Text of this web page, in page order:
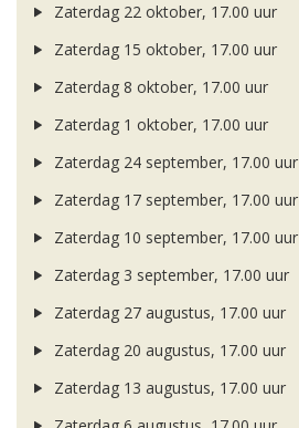
Zaterdag 22 oktober, 17.00 uur
Zaterdag 15 oktober, 17.00 uur
Zaterdag 8 oktober, 17.00 uur
Zaterdag 1 oktober, 17.00 uur
Zaterdag 24 september, 17.00 uur
Zaterdag 17 september, 17.00 uur
Zaterdag 10 september, 17.00 uur
Zaterdag 3 september, 17.00 uur
Zaterdag 27 augustus, 17.00 uur
Zaterdag 20 augustus, 17.00 uur
Zaterdag 13 augustus, 17.00 uur